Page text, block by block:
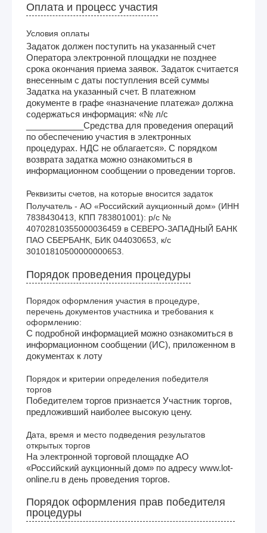
Оплата и процесс участия
Условия оплаты
Задаток должен поступить на указанный счет
Оператора электронной площадки не позднее
срока окончания приема заявок. Задаток считается
внесенным с даты поступления всей суммы
Задатка на указанный счет. В платежном
документе в графе «назначение платежа» должна
содержаться информация: «№ л/с
____________Средства для проведения операций
по обеспечению участия в электронных
процедурах. НДС не облагается». С порядком
возврата задатка можно ознакомиться в
информационном сообщении о проведении торгов.
Реквизиты счетов, на которые вносится задаток
Получатель - АО «Российский аукционный дом» (ИНН
7838430413, КПП 783801001): р/с №
40702810355000036459 в СЕВЕРО-ЗАПАДНЫЙ БАНК
ПАО СБЕРБАНК, БИК 044030653, к/с
30101810500000000653.
Порядок проведения процедуры
Порядок оформления участия в процедуре,
перечень документов участника и требования к
оформлению:
С подробной информацией можно ознакомиться в
информационном сообщении (ИС), приложенном в
документах к лоту
Порядок и критерии определения победителя
торгов
Победителем торгов признается Участник торгов,
предложивший наиболее высокую цену.
Дата, время и место подведения результатов
открытых торгов
На электронной торговой площадке АО
«Российский аукционный дом» по адресу www.lot-
online.ru в день проведения торгов.
Порядок оформления прав победителя
процедуры